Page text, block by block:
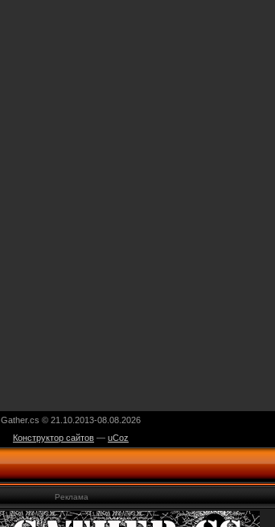
Gather.cs © 21.10.2013-08.08.2026
Конструктор сайтов — uCoz
Реклама